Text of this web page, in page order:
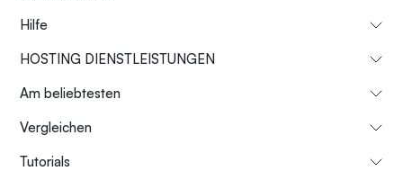
Hilfe
HOSTING DIENSTLEISTUNGEN
Am beliebtesten
Vergleichen
Tutorials